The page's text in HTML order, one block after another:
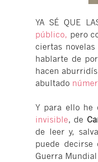
YA SÉ QUE
público, pero
ciertas
hablarte de
hacen
abultado
Y para ello he
invisible, de
de leer y,
puede
Guerra